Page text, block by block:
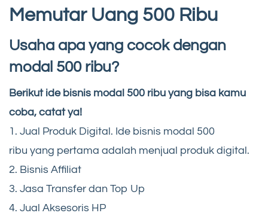
Memutar Uang 500 Ribu
Usaha apa yang cocok dengan
modal 500 ribu?
Berikut ide bisnis modal 500 ribu yang bisa kamu
coba, catat ya!
1. Jual Produk Digital. Ide bisnis modal 500
ribu yang pertama adalah menjual produk digital.
2. Bisnis Affiliat
3. Jasa Transfer dan Top Up
4. Jual Aksesoris HP